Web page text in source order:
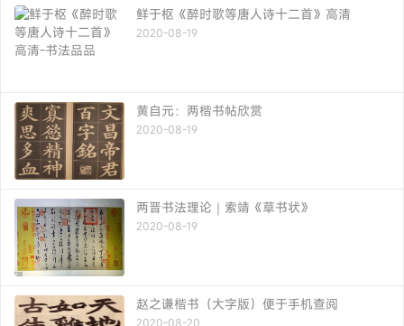
鲜于枢《醉时歌等唐人诗十二首》高清
2020-08-19
黄自元：两楷书帖欣赏
2020-08-19
两晋书法理论｜索靖《草书状》
2020-08-19
赵之谦楷书（大字版）便于手机查阅
2020-08-20